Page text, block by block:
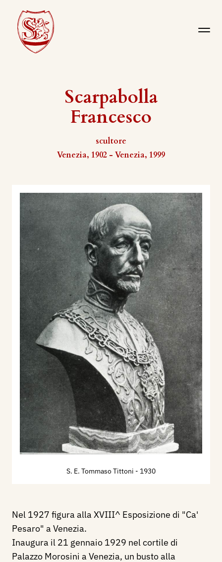
Scarpabolla
Francesco
scultore
Venezia, 1902 - Venezia, 1999
S. E. Tommaso Tittoni - 1930
Nel 1927 figura alla XVIII^ Esposizione di "Ca'
Pesaro" a Venezia.
Inaugura il 21 gennaio 1929 nel cortile di
Palazzo Morosini a Venezia, un busto alla